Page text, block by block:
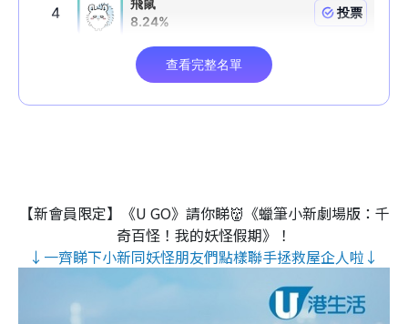
【新會員限定】《U GO》請你睇👹《蠟筆小新劇場版：千
奇百怪！我的妖怪假期》！
↓一齊睇下小新同妖怪朋友們點樣聯手拯救屋企人啦↓